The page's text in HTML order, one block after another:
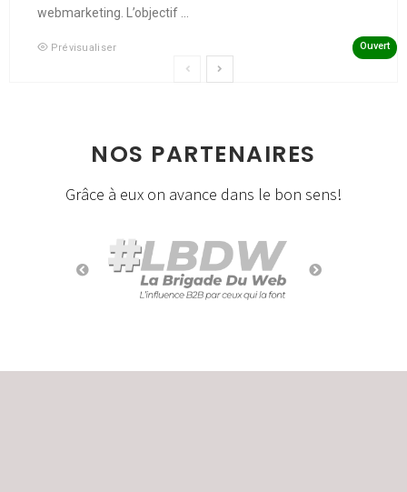
webmarketing. L’objectif ...
Prévisualiser Ouvert
NOS PARTENAIRES
Grâce à eux on avance dans le bon sens!